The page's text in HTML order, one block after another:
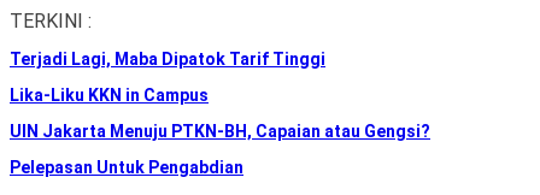
Skip
the
content
TERKINI :
Terjadi Lagi, Maba Dipatok Tarif Tinggi
Lika-Liku KKN in Campus
UIN Jakarta Menuju PTKN-BH, Capaian atau Gengsi?
Pelepasan Untuk Pengabdian